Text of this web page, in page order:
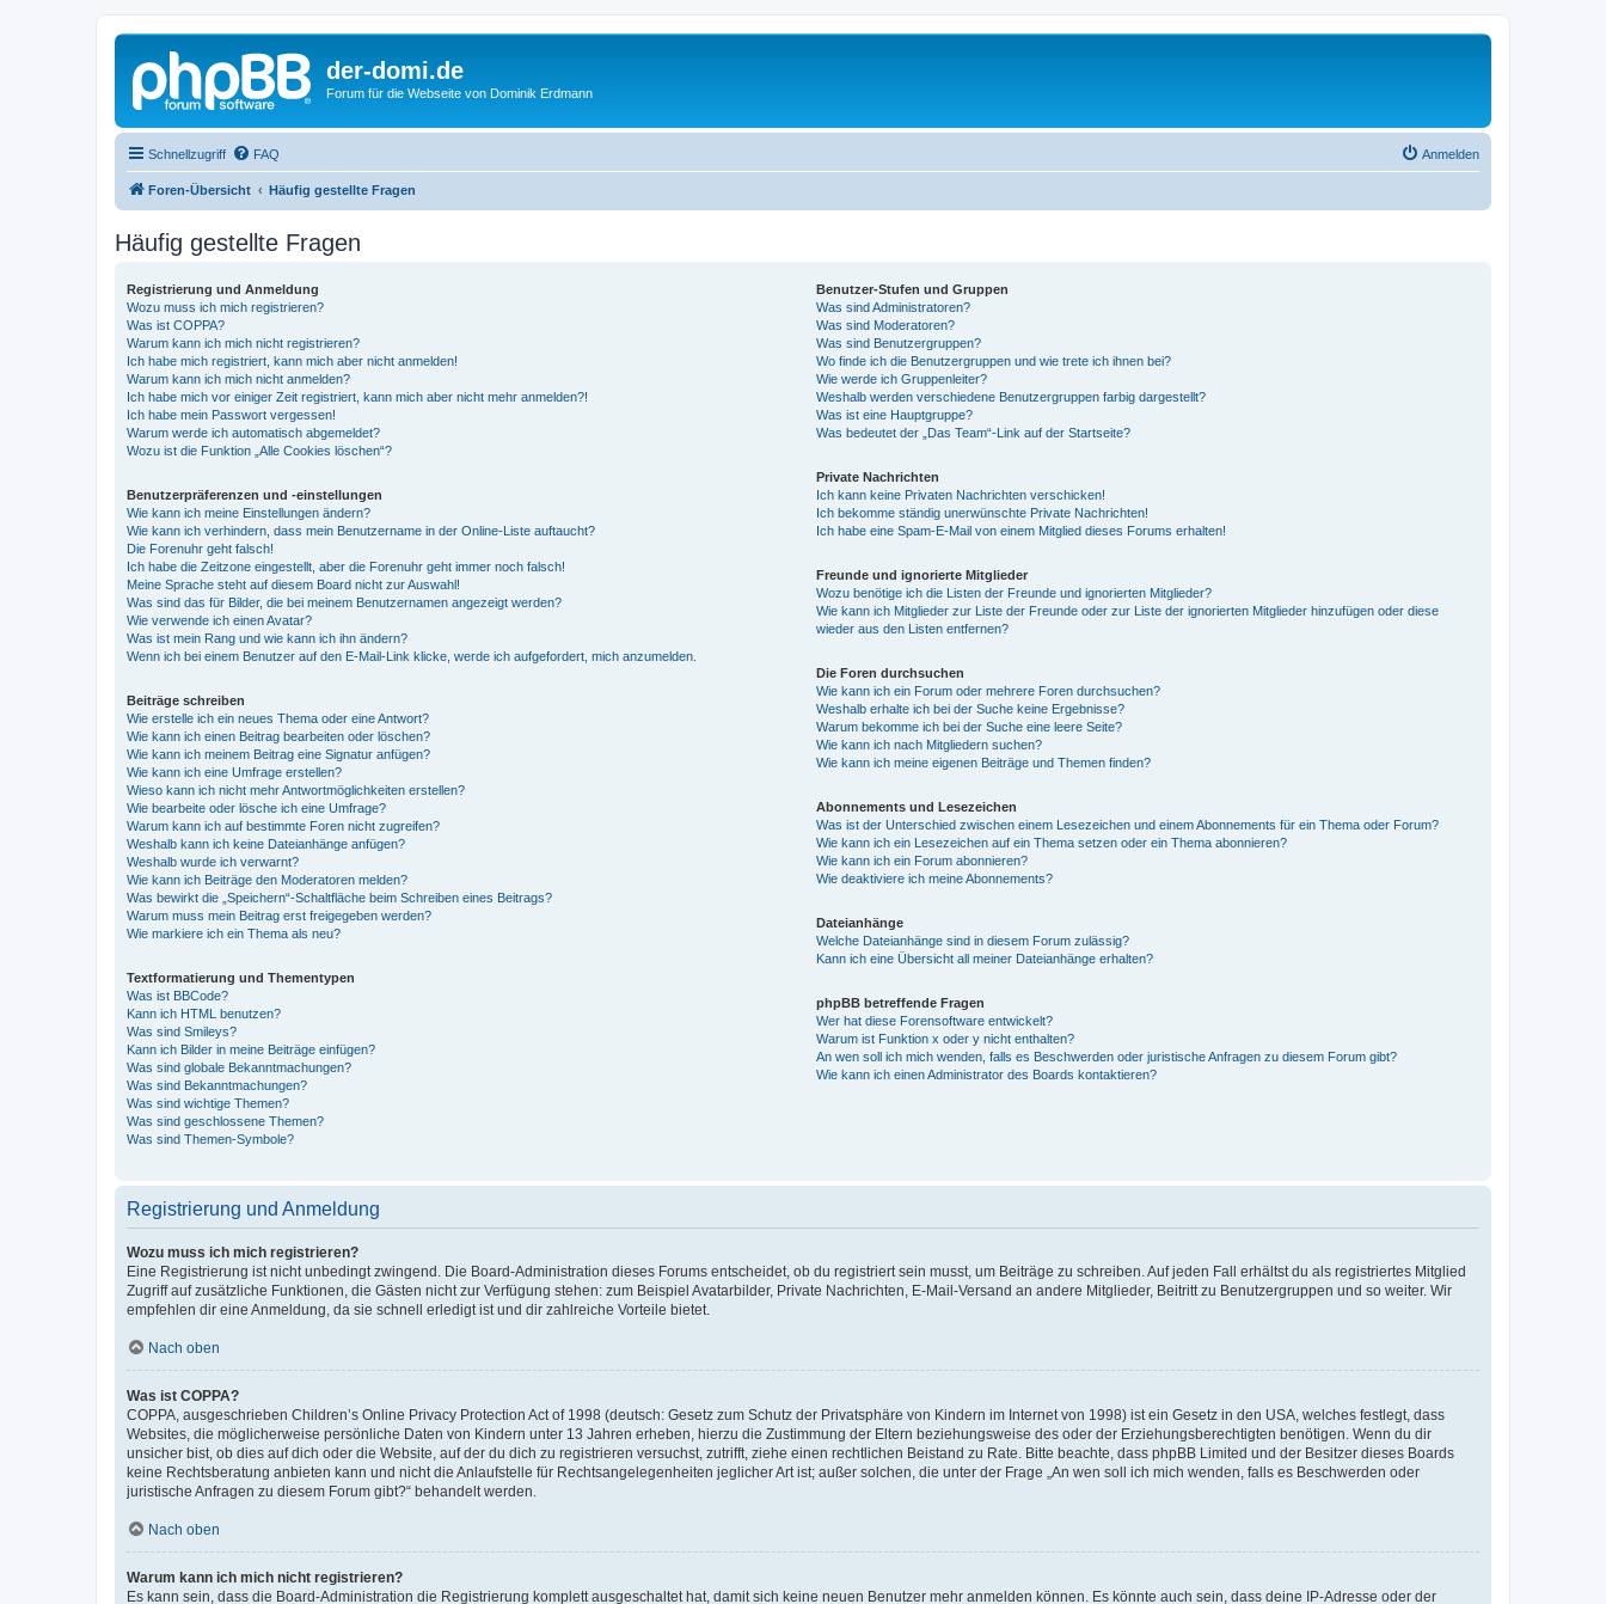
der-domi.de
Forum für die Webseite von Dominik Erdmann
Schnellzugriff FAQ Anmelden
Foren-Übersicht Häufig gestellte Fragen
Häufig gestellte Fragen
Registrierung und Anmeldung
Wozu muss ich mich registrieren?
Was ist COPPA?
Warum kann ich mich nicht registrieren?
Ich habe mich registriert, kann mich aber nicht anmelden!
Warum kann ich mich nicht anmelden?
Ich habe mich vor einiger Zeit registriert, kann mich aber nicht mehr anmelden?!
Ich habe mein Passwort vergessen!
Warum werde ich automatisch abgemeldet?
Wozu ist die Funktion „Alle Cookies löschen“?
Benutzerpräferenzen und -einstellungen
Wie kann ich meine Einstellungen ändern?
Wie kann ich verhindern, dass mein Benutzername in der Online-Liste auftaucht?
Die Forenuhr geht falsch!
Ich habe die Zeitzone eingestellt, aber die Forenuhr geht immer noch falsch!
Meine Sprache steht auf diesem Board nicht zur Auswahl!
Was sind das für Bilder, die bei meinem Benutzernamen angezeigt werden?
Wie verwende ich einen Avatar?
Was ist mein Rang und wie kann ich ihn ändern?
Wenn ich bei einem Benutzer auf den E-Mail-Link klicke, werde ich aufgefordert, mich anzumelden.
Beiträge schreiben
Wie erstelle ich ein neues Thema oder eine Antwort?
Wie kann ich einen Beitrag bearbeiten oder löschen?
Wie kann ich meinem Beitrag eine Signatur anfügen?
Wie kann ich eine Umfrage erstellen?
Wieso kann ich nicht mehr Antwortmöglichkeiten erstellen?
Wie bearbeite oder lösche ich eine Umfrage?
Warum kann ich auf bestimmte Foren nicht zugreifen?
Weshalb kann ich keine Dateianhänge anfügen?
Weshalb wurde ich verwarnt?
Wie kann ich Beiträge den Moderatoren melden?
Was bewirkt die „Speichern“-Schaltfläche beim Schreiben eines Beitrags?
Warum muss mein Beitrag erst freigegeben werden?
Wie markiere ich ein Thema als neu?
Textformatierung und Thementypen
Was ist BBCode?
Kann ich HTML benutzen?
Was sind Smileys?
Kann ich Bilder in meine Beiträge einfügen?
Was sind globale Bekanntmachungen?
Was sind Bekanntmachungen?
Was sind wichtige Themen?
Was sind geschlossene Themen?
Was sind Themen-Symbole?
Benutzer-Stufen und Gruppen
Was sind Administratoren?
Was sind Moderatoren?
Was sind Benutzergruppen?
Wo finde ich die Benutzergruppen und wie trete ich ihnen bei?
Wie werde ich Gruppenleiter?
Weshalb werden verschiedene Benutzergruppen farbig dargestellt?
Was ist eine Hauptgruppe?
Was bedeutet der „Das Team“-Link auf der Startseite?
Private Nachrichten
Ich kann keine Privaten Nachrichten verschicken!
Ich bekomme ständig unerwünschte Private Nachrichten!
Ich habe eine Spam-E-Mail von einem Mitglied dieses Forums erhalten!
Freunde und ignorierte Mitglieder
Wozu benötige ich die Listen der Freunde und ignorierten Mitglieder?
Wie kann ich Mitglieder zur Liste der Freunde oder zur Liste der ignorierten Mitglieder hinzufügen oder diese
wieder aus den Listen entfernen?
Die Foren durchsuchen
Wie kann ich ein Forum oder mehrere Foren durchsuchen?
Weshalb erhalte ich bei der Suche keine Ergebnisse?
Warum bekomme ich bei der Suche eine leere Seite?
Wie kann ich nach Mitgliedern suchen?
Wie kann ich meine eigenen Beiträge und Themen finden?
Abonnements und Lesezeichen
Was ist der Unterschied zwischen einem Lesezeichen und einem Abonnements für ein Thema oder Forum?
Wie kann ich ein Lesezeichen auf ein Thema setzen oder ein Thema abonnieren?
Wie kann ich ein Forum abonnieren?
Wie deaktiviere ich meine Abonnements?
Dateianhänge
Welche Dateianhänge sind in diesem Forum zulässig?
Kann ich eine Übersicht all meiner Dateianhänge erhalten?
phpBB betreffende Fragen
Wer hat diese Forensoftware entwickelt?
Warum ist Funktion x oder y nicht enthalten?
An wen soll ich mich wenden, falls es Beschwerden oder juristische Anfragen zu diesem Forum gibt?
Wie kann ich einen Administrator des Boards kontaktieren?
Registrierung und Anmeldung
Wozu muss ich mich registrieren?
Eine Registrierung ist nicht unbedingt zwingend. Die Board-Administration dieses Forums entscheidet, ob du registriert sein musst, um Beiträge zu schreiben. Auf jeden Fall erhältst du als registriertes Mitglied
Zugriff auf zusätzliche Funktionen, die Gästen nicht zur Verfügung stehen: zum Beispiel Avatarbilder, Private Nachrichten, E-Mail-Versand an andere Mitglieder, Beitritt zu Benutzergruppen und so weiter. Wir
empfehlen dir eine Anmeldung, da sie schnell erledigt ist und dir zahlreiche Vorteile bietet.
Nach oben
Was ist COPPA?
COPPA, ausgeschrieben Children’s Online Privacy Protection Act of 1998 (deutsch: Gesetz zum Schutz der Privatsphäre von Kindern im Internet von 1998) ist ein Gesetz in den USA, welches festlegt, dass
Websites, die möglicherweise persönliche Daten von Kindern unter 13 Jahren erheben, hierzu die Zustimmung der Eltern beziehungsweise des oder der Erziehungsberechtigten benötigen. Wenn du dir
unsicher bist, ob dies auf dich oder die Website, auf der du dich zu registrieren versuchst, zutrifft, ziehe einen rechtlichen Beistand zu Rate. Bitte beachte, dass phpBB Limited und der Besitzer dieses Boards
keine Rechtsberatung anbieten kann und nicht die Anlaufstelle für Rechtsangelegenheiten jeglicher Art ist; außer solchen, die unter der Frage „An wen soll ich mich wenden, falls es Beschwerden oder
juristische Anfragen zu diesem Forum gibt?“ behandelt werden.
Nach oben
Warum kann ich mich nicht registrieren?
Es kann sein, dass die Board-Administration die Registrierung komplett ausgeschaltet hat, damit sich keine neuen Benutzer mehr anmelden können. Es könnte auch sein, dass deine IP-Adresse oder der